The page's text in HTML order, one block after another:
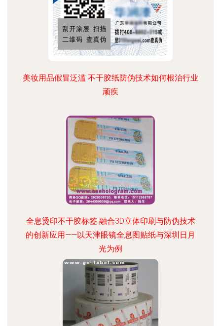
美妆用品假冒泛滥 不干胶纸防伪技术如何根治行业
顽疾
全息烫印不干胶标签 融合3D立体印刷与防伪技术
的创新应用——以天津眼镜全息图贴纸与深圳日月
光为例